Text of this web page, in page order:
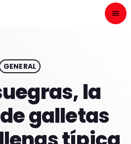
menu
GENERAL
la
galletas